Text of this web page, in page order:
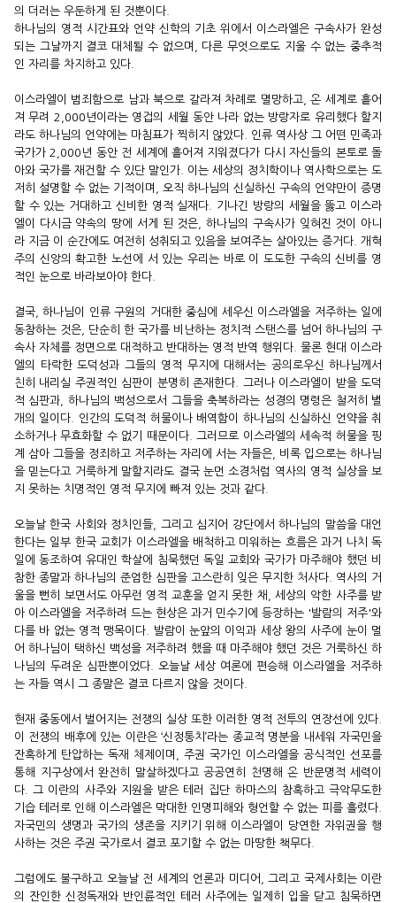
의 더러는 우둔하게 된 것뿐이다.
하나님의 영적 시간표와 언약 신학의 기초 위에서 이스라엘은 구속사가 완성
되는 그날까지 결코 대체될 수 없으며, 다른 무엇으로도 지울 수 없는 중추적
인 자리를 차지하고 있다.
이스라엘이 범죄함으로 남과 북으로 갈라져 차례로 멸망하고, 온 세계로 흩어
져 무려 2,000년이라는 영겁의 세월 동안 나라 없는 방랑자로 유리했다 할지
라도 하나님의 언약에는 마침표가 찍히지 않았다. 인류 역사상 그 어떤 민족과
국가가 2,000년 동안 전 세계에 흩어져 지워졌다가 다시 자신들의 본토로 돌
아와 국가를 재건할 수 있단 말인가. 이는 세상의 정치학이나 역사학으로는 도
저히 설명할 수 없는 기적이며, 오직 하나님의 신실하신 구속의 언약만이 증명
할 수 있는 거대하고 신비한 영적 실재다. 기나긴 방랑의 세월을 뚫고 이스라
엘이 다시금 약속의 땅에 서게 된 것은, 하나님의 구속사가 잊혀진 것이 아니
라 지금 이 순간에도 여전히 성취되고 있음을 보여주는 살아있는 증거다. 개혁
주의 신앙의 확고한 노선에 서 있는 우리는 바로 이 도도한 구속의 신비를 영
적인 눈으로 바라보아야 한다.
결국, 하나님이 인류 구원의 거대한 중심에 세우신 이스라엘을 저주하는 일에
동참하는 것은, 단순히 한 국가를 비난하는 정치적 스탠스를 넘어 하나님의 구
속사 자체를 정면으로 대적하고 반대하는 영적 반역 행위다. 물론 현대 이스라
엘의 타락한 도덕성과 그들의 영적 무지에 대해서는 공의로우신 하나님께서
친히 내리실 주권적인 심판이 분명히 존재한다. 그러나 이스라엘이 받을 도덕
적 심판과, 하나님의 백성으로서 그들을 축복하라는 성경의 명령은 철저히 별
개의 일이다. 인간의 도덕적 허물이나 배역함이 하나님의 신실하신 언약을 취
소하거나 무효화할 수 없기 때문이다. 그러므로 이스라엘의 세속적 허물을 핑
계 삼아 그들을 정죄하고 저주하는 자리에 서는 자들은, 비록 입으로는 하나님
을 믿는다고 거룩하게 말할지라도 결국 눈먼 소경처럼 역사의 영적 실상을 보
지 못하는 치명적인 영적 무지에 빠져 있는 것과 같다.
오늘날 한국 사회와 정치인들, 그리고 심지어 강단에서 하나님의 말씀을 대언
한다는 일부 한국 교회가 이스라엘을 배척하고 미워하는 흐름은 과거 나치 독
일에 동조하여 유대인 학살에 침묵했던 독일 교회와 국가가 마주해야 했던 비
참한 종말과 하나님의 준엄한 심판을 고스란히 잊은 무지한 처사다. 역사의 거
울을 뻔히 보면서도 아무런 영적 교훈을 얻지 못한 채, 세상의 악한 사주를 받
아 이스라엘을 저주하려 드는 현상은 과거 민수기에 등장하는 '발람의 저주'와
다를 바 없는 영적 맹목이다. 발람이 눈앞의 이익과 세상 왕의 사주에 눈이 멀
어 하나님이 택하신 백성을 저주하려 했을 때 마주해야 했던 것은 거룩하신 하
나님의 두려운 심판뿐이었다. 오늘날 세상 여론에 편승해 이스라엘을 저주하
는 자들 역시 그 종말은 결코 다르지 않을 것이다.
현재 중동에서 벌어지는 전쟁의 실상 또한 이러한 영적 전투의 연장선에 있다.
이 전쟁의 배후에 있는 이란은 ‘신정통치’라는 종교적 명분을 내세워 자국민을
잔혹하게 탄압하는 독재 체제이며, 주권 국가인 이스라엘을 공식적인 선포를
통해 지구상에서 완전히 말살하겠다고 공공연히 천명해 온 반문명적 세력이
다. 그 이란의 사주와 지원을 받은 테러 집단 하마스의 참혹하고 극악무도한
기습 테러로 인해 이스라엘은 막대한 인명피해와 형언할 수 없는 피를 흘렸다.
자국민의 생명과 국가의 생존을 지키기 위해 이스라엘이 당연한 자위권을 행
사하는 것은 주권 국가로서 결코 포기할 수 없는 마땅한 책무다.
그럼에도 불구하고 오늘날 전 세계의 언론과 미디어, 그리고 국제사회는 이란
의 잔인한 신정독재와 반인륜적인 테러 사주에는 일제히 입을 닫고 침묵하면